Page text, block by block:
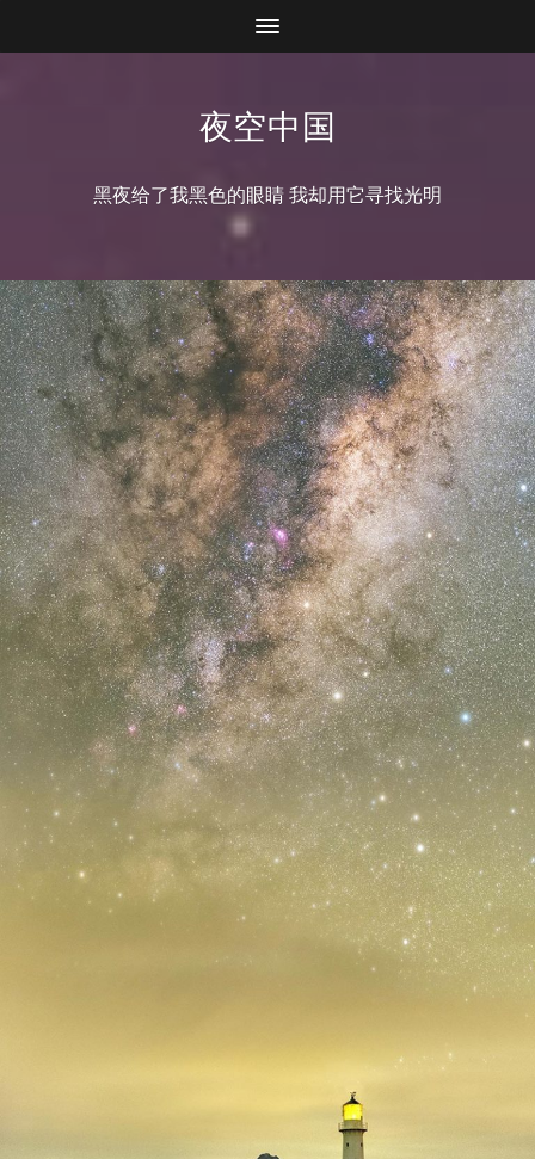
夜空中国
黑夜给了我黑色的眼睛 我却用它寻找光明